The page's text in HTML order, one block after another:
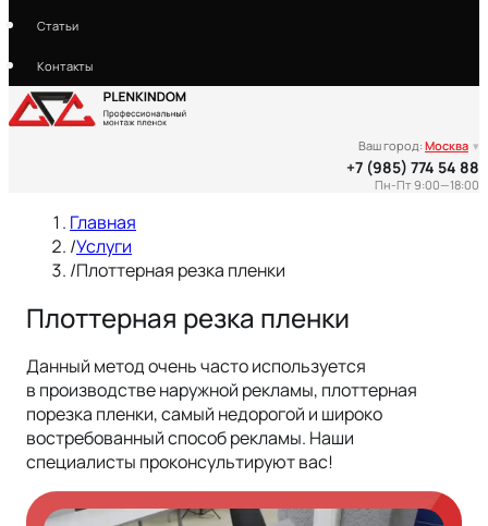
Статьи
Контакты
Ваш город: Москва ▾
+7 (985) 774 54 88
Пн-Пт 9:00—18:00
Главная
/Услуги
/Плоттерная резка пленки
Плоттерная резка пленки
Данный метод очень часто используется
в производстве наружной рекламы, плоттерная
порезка пленки, самый недорогой и широко
востребованный способ рекламы. Наши
специалисты проконсультируют вас!